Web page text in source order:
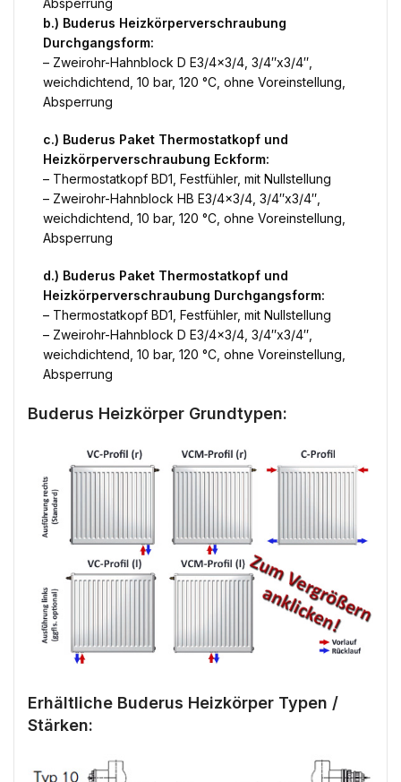
Absperrung
b.) Buderus Heizkörperverschraubung
Durchgangsform:
– Zweirohr-Hahnblock D E3/4×3/4, 3/4″x3/4″,
weichdichtend, 10 bar, 120 °C, ohne Voreinstellung,
Absperrung
c.) Buderus Paket Thermostatkopf und
Heizkörperverschraubung Eckform:
– Thermostatkopf BD1, Festfühler, mit Nullstellung
– Zweirohr-Hahnblock HB E3/4×3/4, 3/4″x3/4″,
weichdichtend, 10 bar, 120 °C, ohne Voreinstellung,
Absperrung
d.) Buderus Paket Thermostatkopf und
Heizkörperverschraubung Durchgangsform:
– Thermostatkopf BD1, Festfühler, mit Nullstellung
– Zweirohr-Hahnblock D E3/4×3/4, 3/4″x3/4″,
weichdichtend, 10 bar, 120 °C, ohne Voreinstellung,
Absperrung
Buderus Heizkörper Grundtypen:
Erhältliche Buderus Heizkörper Typen /
Stärken: